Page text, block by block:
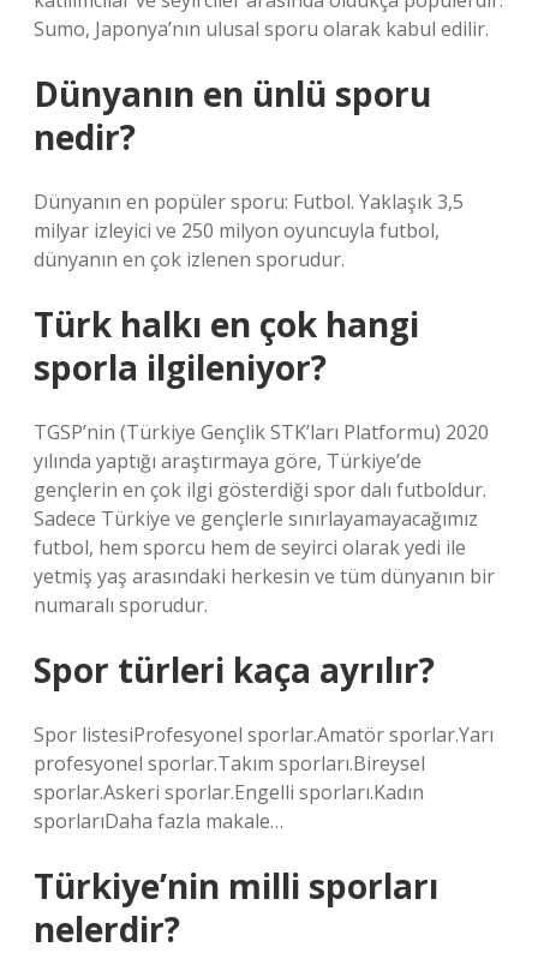
Sumo, Japonya’nın ulusal sporu olarak kabul edilir.
Dünyanın en ünlü sporu
nedir?
Dünyanın en popüler sporu: Futbol. Yaklaşık 3,5
milyar izleyici ve 250 milyon oyuncuyla futbol, ​​
dünyanın en çok izlenen sporudur.
Türk halkı en çok hangi
sporla ilgileniyor?
TGSP’nin (Türkiye Gençlik STK’ları Platformu) 2020
yılında yaptığı araştırmaya göre, Türkiye’de
gençlerin en çok ilgi gösterdiği spor dalı futboldur.
Sadece Türkiye ve gençlerle sınırlayamayacağımız
futbol, ​​hem sporcu hem de seyirci olarak yedi ile
yetmiş yaş arasındaki herkesin ve tüm dünyanın bir
numaralı sporudur.
Spor türleri kaça ayrılır?
Spor listesiProfesyonel sporlar.Amatör sporlar.Yarı
profesyonel sporlar.Takım sporları.Bireysel
sporlar.Askeri sporlar.Engelli sporları.Kadın
sporlarıDaha fazla makale…
Türkiye’nin milli sporları
nelerdir?